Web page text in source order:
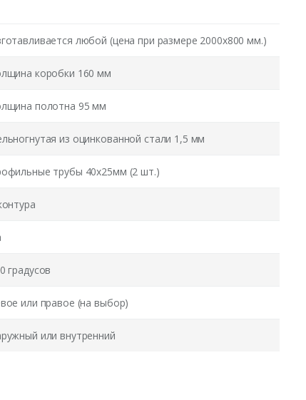
любой (цена при размере 2000x800 мм.)
коробки 160 мм
полотна 95 мм
из оцинкованной стали 1,5 мм
трубы 40х25мм (2 шт.)
градусов
или правое (на выбор)
или внутренний